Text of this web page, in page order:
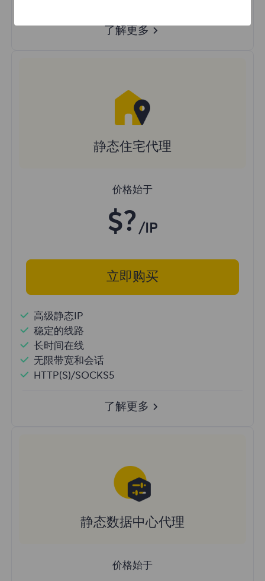
了解更多
静态住宅代理
价格始于
$? /IP
立即购买
高级静态IP
稳定的线路
长时间在线
无限带宽和会话
HTTP(S)/SOCKS5
了解更多
静态数据中心代理
价格始于